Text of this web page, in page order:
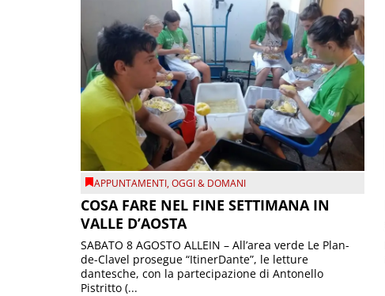
APPUNTAMENTI,OGGI & DOMANI
COSA FARE NEL FINE SETTIMANA IN
VALLE D’AOSTA
SABATO 8 AGOSTO ALLEIN – All’area verde Le Plan-
de-Clavel prosegue “ItinerDante”, le letture
dantesche, con la partecipazione di Antonello
Pistritto (...